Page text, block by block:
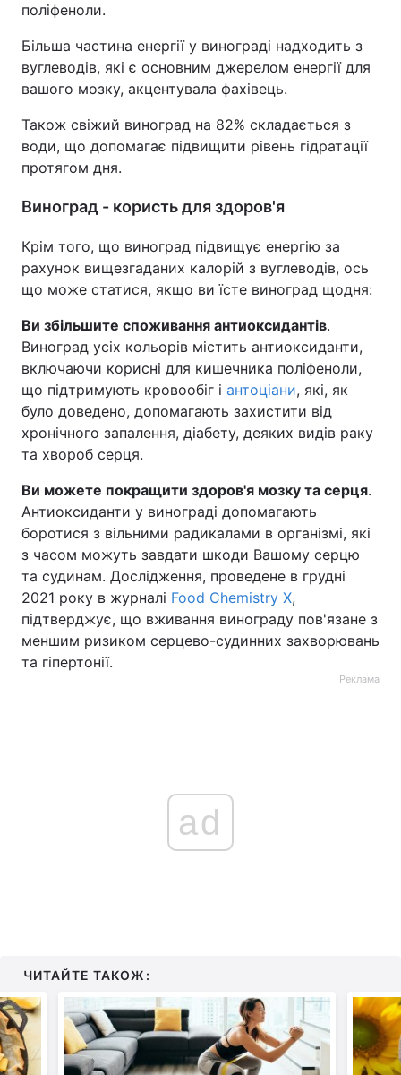
поліфеноли.
Більша частина енергії у винограді надходить з
вуглеводів, які є основним джерелом енергії для
вашого мозку, акцентувала фахівець.
Також свіжий виноград на 82% складається з
води, що допомагає підвищити рівень гідратації
протягом дня.
Виноград - користь для здоров'я
Крім того, що виноград підвищує енергію за
рахунок вищезгаданих калорій з вуглеводів, ось
що може статися, якщо ви їсте виноград щодня:
Ви збільшите споживання антиоксидантів.
Виноград усіх кольорів містить антиоксиданти,
включаючи корисні для кишечника поліфеноли,
що підтримують кровообіг і антоціани, які, як
було доведено, допомагають захистити від
хронічного запалення, діабету, деяких видів раку
та хвороб серця.
Ви можете покращити здоров'я мозку та серця.
Антиоксиданти у винограді допомагають
боротися з вільними радикалами в організмі, які
з часом можуть завдати шкоди Вашому серцю
та судинам. Дослідження, проведене в грудні
2021 року в журналі Food Chemistry X,
підтверджує, що вживання винограду пов'язане з
меншим ризиком серцево-судинних захворювань
та гіпертонії.
Реклама
ad
ЧИТАЙТЕ ТАКОЖ: